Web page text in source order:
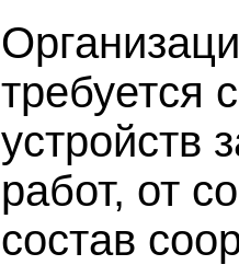
требуется
устройств
работ, от
состав